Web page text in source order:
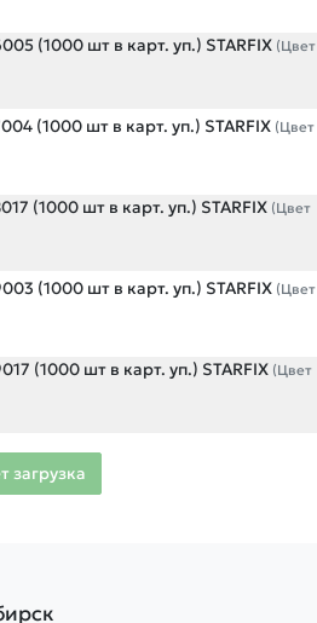
(1000 шт в карт. уп.) STARFIX (Цвет
(1000 шт в карт. уп.) STARFIX (Цвет
(1000 шт в карт. уп.) STARFIX (Цвет
(1000 шт в карт. уп.) STARFIX (Цвет
(1000 шт в карт. уп.) STARFIX (Цвет
загрузка